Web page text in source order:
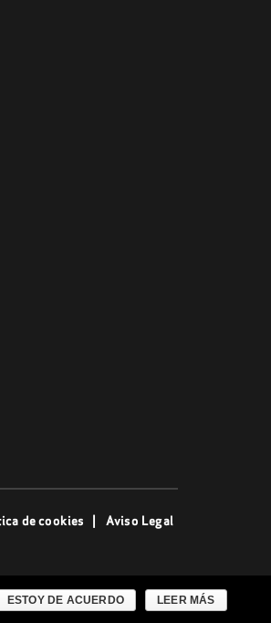
de cookies Aviso Legal
ESTOY DE ACUERDO LEER MÁS